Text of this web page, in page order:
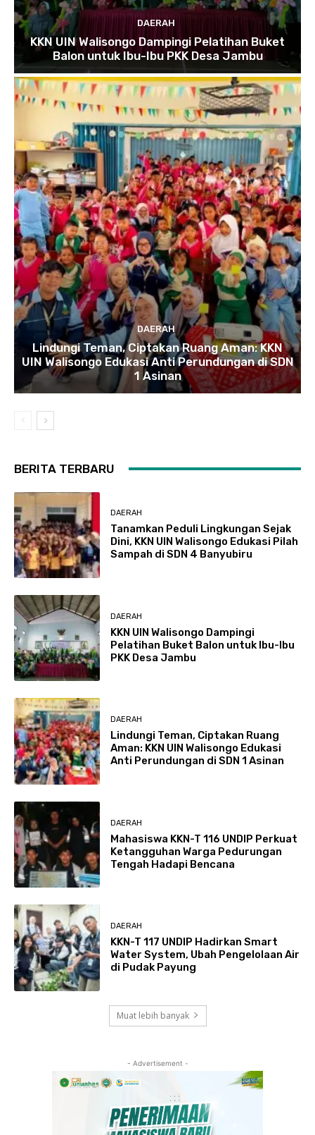
DAERAH
KKN UIN Walisongo Dampingi Pelatihan Buket
Balon untuk Ibu-Ibu PKK Desa Jambu
DAERAH
Lindungi Teman, Ciptakan Ruang Aman: KKN
UIN Walisongo Edukasi Anti Perundungan di SDN
1 Asinan
BERITA TERBARU
DAERAH
Tanamkan Peduli Lingkungan Sejak
Dini, KKN UIN Walisongo Edukasi Pilah
Sampah di SDN 4 Banyubiru
DAERAH
KKN UIN Walisongo Dampingi
Pelatihan Buket Balon untuk Ibu-Ibu
PKK Desa Jambu
DAERAH
Lindungi Teman, Ciptakan Ruang
Aman: KKN UIN Walisongo Edukasi
Anti Perundungan di SDN 1 Asinan
DAERAH
Mahasiswa KKN-T 116 UNDIP Perkuat
Ketangguhan Warga Pedurungan
Tengah Hadapi Bencana
DAERAH
KKN-T 117 UNDIP Hadirkan Smart
Water System, Ubah Pengelolaan Air
di Pudak Payung
Muat lebih banyak
- Advertisement -